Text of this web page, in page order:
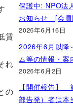
賃
れ
の
保護中: NPO法
お知らせ [会員
2026年6月16日
2026年6月以降
ム等の情報・案
2026年6月2日
【開催報告】
部告発）者は